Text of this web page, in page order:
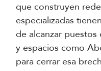
que construyen
especializadas
de alcanzar
y espacios como
para cerrar esa